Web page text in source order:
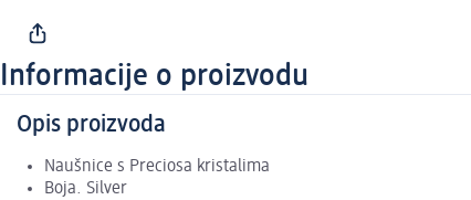
Informacije o proizvodu
Opis proizvoda
Naušnice s Preciosa kristalima
Boja. Silver